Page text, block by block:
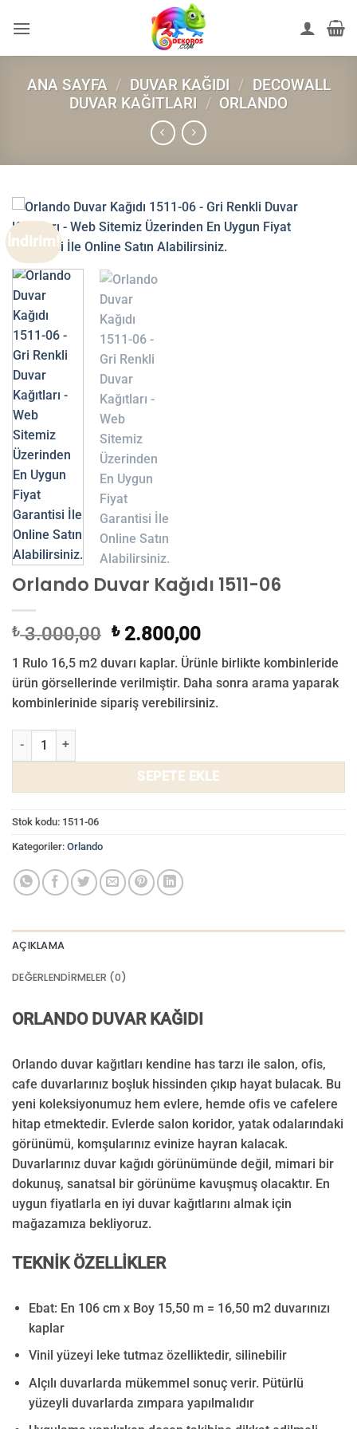
atla
ANA SAYFA / DUVAR KAĞIDI / DECOWALL
DUVAR KAĞITLARI / ORLANDO
İndirim!
Orlando Duvar Kağıdı 1511-06
₺3.000,00 Orijinal
fiyat:
₺ 3.000,00.
₺2.800,00Şu
andaki
fiyat:
₺ 2.800,00.
1 Rulo 16,5 m2 duvarı kaplar. Ürünle birlikte kombinleride
ürün görsellerinde verilmiştir. Daha sonra arama yaparak
kombinlerinide sipariş verebilirsiniz.
Orlando Duvar Kağıdı 1511-06 adet
SEPETE EKLE
Stok kodu: 1511-06
Kategoriler: Orlando
AÇIKLAMA
DEĞERLENDIRMELER (0)
ORLANDO DUVAR KAĞIDI
Orlando duvar kağıtları kendine has tarzı ile salon, ofis,
cafe duvarlarınız boşluk hissinden çıkıp hayat bulacak. Bu
yeni koleksiyonumuz hem evlere, hemde ofis ve cafelere
hitap etmektedir. Evlerde salon koridor, yatak odalarındaki
görünümü, komşularınız evinize hayran kalacak.
Duvarlarınız duvar kağıdı görünümünde değil, mimari bir
dokunuş, sanatsal bir görünüme kavuşmuş olacaktır. En
uygun fiyatlarla en iyi duvar kağıtlarını almak için
mağazamıza bekliyoruz.
TEKNİK ÖZELLİKLER
Ebat: En 106 cm x Boy 15,50 m = 16,50 m2 duvarınızı
kaplar
Vinil yüzeyi leke tutmaz özelliktedir, silinebilir
Alçılı duvarlarda mükemmel sonuç verir. Pütürlü
yüzeyli duvarlarda zımpara yapılmalıdır